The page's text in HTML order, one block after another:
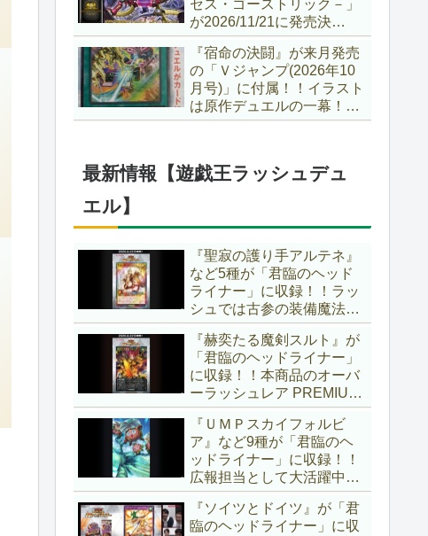
されています！！【遊戯王
OCG】
セス・ゴーストリック－」
が2026/11/21に発売決
定！！「レボリューション
ブースター」の第2弾！！
今回は前回以上に個性派揃
いとなりましたね～。【遊
戯王OCG】
『宿命の決闘』が来月発売
の「Ｖジャンプ(2026年10
月号)」に付属！！イラスト
は原作デュエルの一幕！！
初期型デュエルディスクの
でしたし、それを再現する
のかな？【遊戯王OCG】
最新情報【遊戯王ラッシュデュ
エル】
『聖寂の護り手アルテネ』
など5種が「君臨のヘッド
ライナー」に収録！！ラッ
シュでは古参の装備魔法
『アルテネの加護』がテー
マ化！！3種のユニオンが
存在し、天使族では汎用的
なサポーターとなります
ね！！【遊戯王ラッシュデ
ュエル】
『赫奕たる魔剣スルト』が
「君臨のヘッドライナー」
に収録！！本商品のオーバ
ーラッシュレア PREMIUM
BLACK Ver.枠！！初の下級
モンスターで、「ヘルシ
ィ」と相性抜群なバウンス
効果持ちです！！【遊戯王
ラッシュデュエル】
『ＵＭＰスカイフォルビ
ア』など9種が「君臨のヘ
ッドライナー」に収録！！
広報担当として大活躍中の
『ラワン冒険隊』がテーマ
化！！まさかのユニオンテ
ーマですし、関連カードも
『ソイツとドイツ』が「君
臨のヘッドライナー」に収